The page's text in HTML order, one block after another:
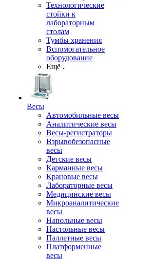
Технологические
стойки к
лабораторным
столам
Тумбы хранения
Вспомогательное
оборудование
Ещё
Весы
Автомобильные весы
Аналитические весы
Весы-регистраторы
Взрывобезопасные
весы
Детские весы
Карманные весы
Крановые весы
Лабораторные весы
Медицинские весы
Микроаналитические
весы
Напольные весы
Настольные весы
Паллетные весы
Платформенные
весы